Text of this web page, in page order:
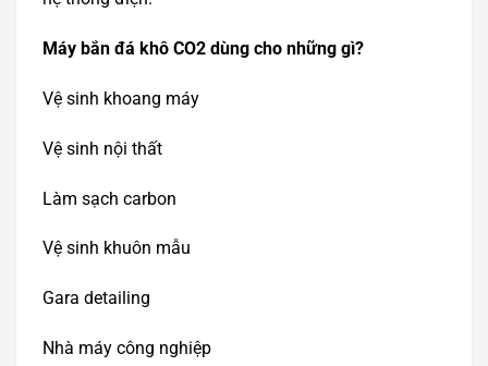
Máy bắn đá khô CO2 dùng cho những gì?
Vệ sinh khoang máy
Vệ sinh nội thất
Làm sạch carbon
Vệ sinh khuôn mẫu
Gara detailing
Nhà máy công nghiệp